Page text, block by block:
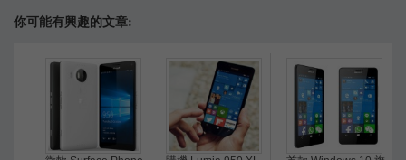
你可能有興趣的文章: